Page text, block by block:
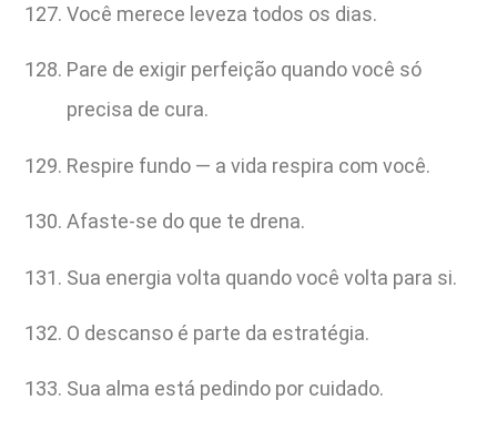
Você merece leveza todos os dias.
Pare de exigir perfeição quando você só
precisa de cura.
Respire fundo — a vida respira com você.
Afaste-se do que te drena.
Sua energia volta quando você volta para si.
O descanso é parte da estratégia.
Sua alma está pedindo por cuidado.